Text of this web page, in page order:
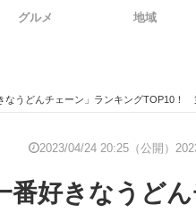
グルメ 地域
んチェーン」ランキングTOP10！ 第1位は「丸亀
2023/04/24 20:25（公開）
番好きなうど